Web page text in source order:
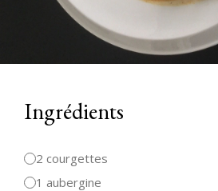
Ingrédients
2 courgettes
1 aubergine